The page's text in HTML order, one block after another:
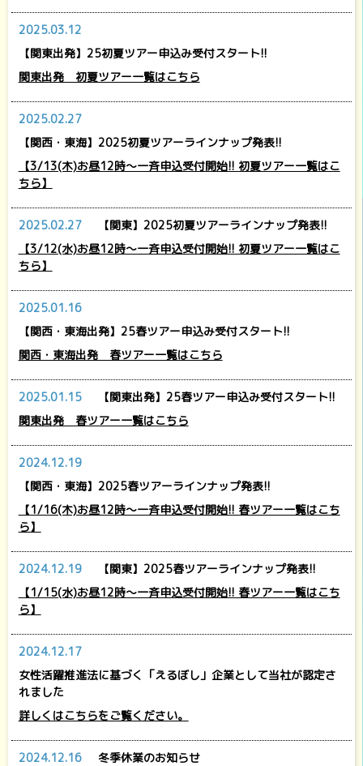
2025.03.12
【関東出発】25初夏ツアー申込み受付スタート!!
関東出発 初夏ツアー一覧はこちら
2025.02.27
【関西・東海】2025初夏ツアーラインナップ発表!!
【3/13(木)お昼12時～一斉申込受付開始!! 初夏ツアー一覧はこ
ちら】
2025.02.27
【関東】2025初夏ツアーラインナップ発表!!
【3/12(水)お昼12時～一斉申込受付開始!! 初夏ツアー一覧はこ
ちら】
2025.01.16
【関西・東海出発】25春ツアー申込み受付スタート!!
関西・東海出発 春ツアー一覧はこちら
2025.01.15
【関東出発】25春ツアー申込み受付スタート!!
関東出発 春ツアー一覧はこちら
2024.12.19
【関西・東海】2025春ツアーラインナップ発表!!
【1/16(木)お昼12時～一斉申込受付開始!! 春ツアー一覧はこち
ら】
2024.12.19
【関東】2025春ツアーラインナップ発表!!
【1/15(水)お昼12時～一斉申込受付開始!! 春ツアー一覧はこち
ら】
2024.12.17
女性活躍推進法に基づく「えるぼし」企業として当社が認定さ
れました
詳しくはこちらをご覧ください。
2024.12.16
冬季休業のお知らせ